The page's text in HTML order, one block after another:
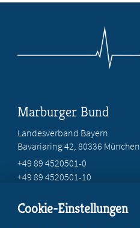
Marburger Bund
Landesverband Bayern
Bavariaring 42, 80336 München
+49 89 4520501-0
+49 89 4520501-10
Cookie-Einstellungen